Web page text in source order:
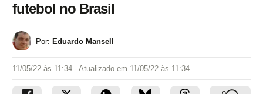
futebol no Brasil
Por: Eduardo Mansell
11/05/22 às 11:34 - Atualizado em 11/05/22 às 11:34